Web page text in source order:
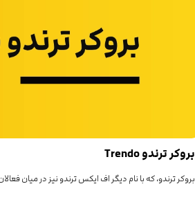
بروکر ترندو Trendo
بروکر ترندو، که با نام دیگر اف ایکس ترندو نیز در میان